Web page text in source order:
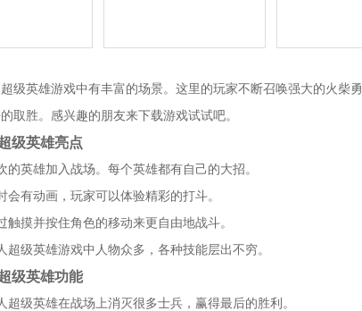
级英雄游戏中有丰富的场景。这里的玩家不断召唤强大的火柴
取胜。感兴趣的朋友来下载游戏试试吧。
级英雄亮点
的英雄加入战场。每个英雄都有自己的大招。
会有动画，玩家可以体验精彩的打斗。
触摸并按住角色的移动来更自由地战斗。
超级英雄游戏中人物众多，各种技能层出不穷。
级英雄功能
超级英雄在战场上消灭很多士兵，赢得最后的胜利。